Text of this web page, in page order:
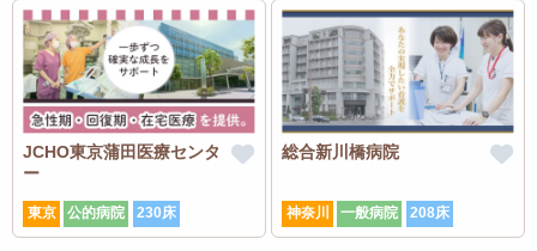
JCHO東京蒲田医療センタ
ー
東京 公的病院 230床
総合新川橋病院
神奈川 一般病院 208床